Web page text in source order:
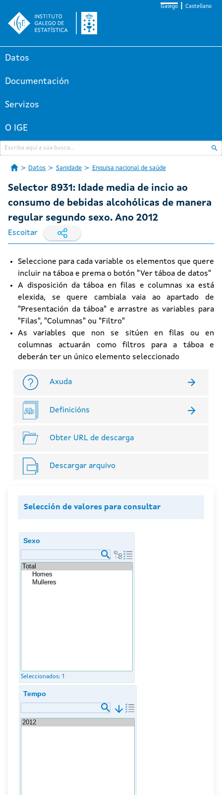
Galego Castellano
Datos
Documentación
Servizos
O IGE
Datos Sanidade Enquisa nacional de saúde
Selector 8931: Idade media de incio ao
consumo de bebidas alcohólicas de manera
regular segundo sexo. Ano 2012
Escoitar
Seleccione para cada variable os elementos que quere
incluir na táboa e prema o botón "Ver táboa de datos"
A disposición da táboa en filas e columnas xa está
elexida, se quere cambiala vaia ao apartado de
"Presentación da táboa" e arrastre as variables para
"Filas", "Columnas" ou "Filtro"
As variables que non se sitúen en filas ou en
columnas actuarán como filtros para a táboa e
deberán ter un único elemento seleccionado
Axuda
Definicións
Obter URL de descarga
Descargar arquivo
Selección de valores para consultar
Sexo
Seleccionados: 1
Tempo
arrow_downward